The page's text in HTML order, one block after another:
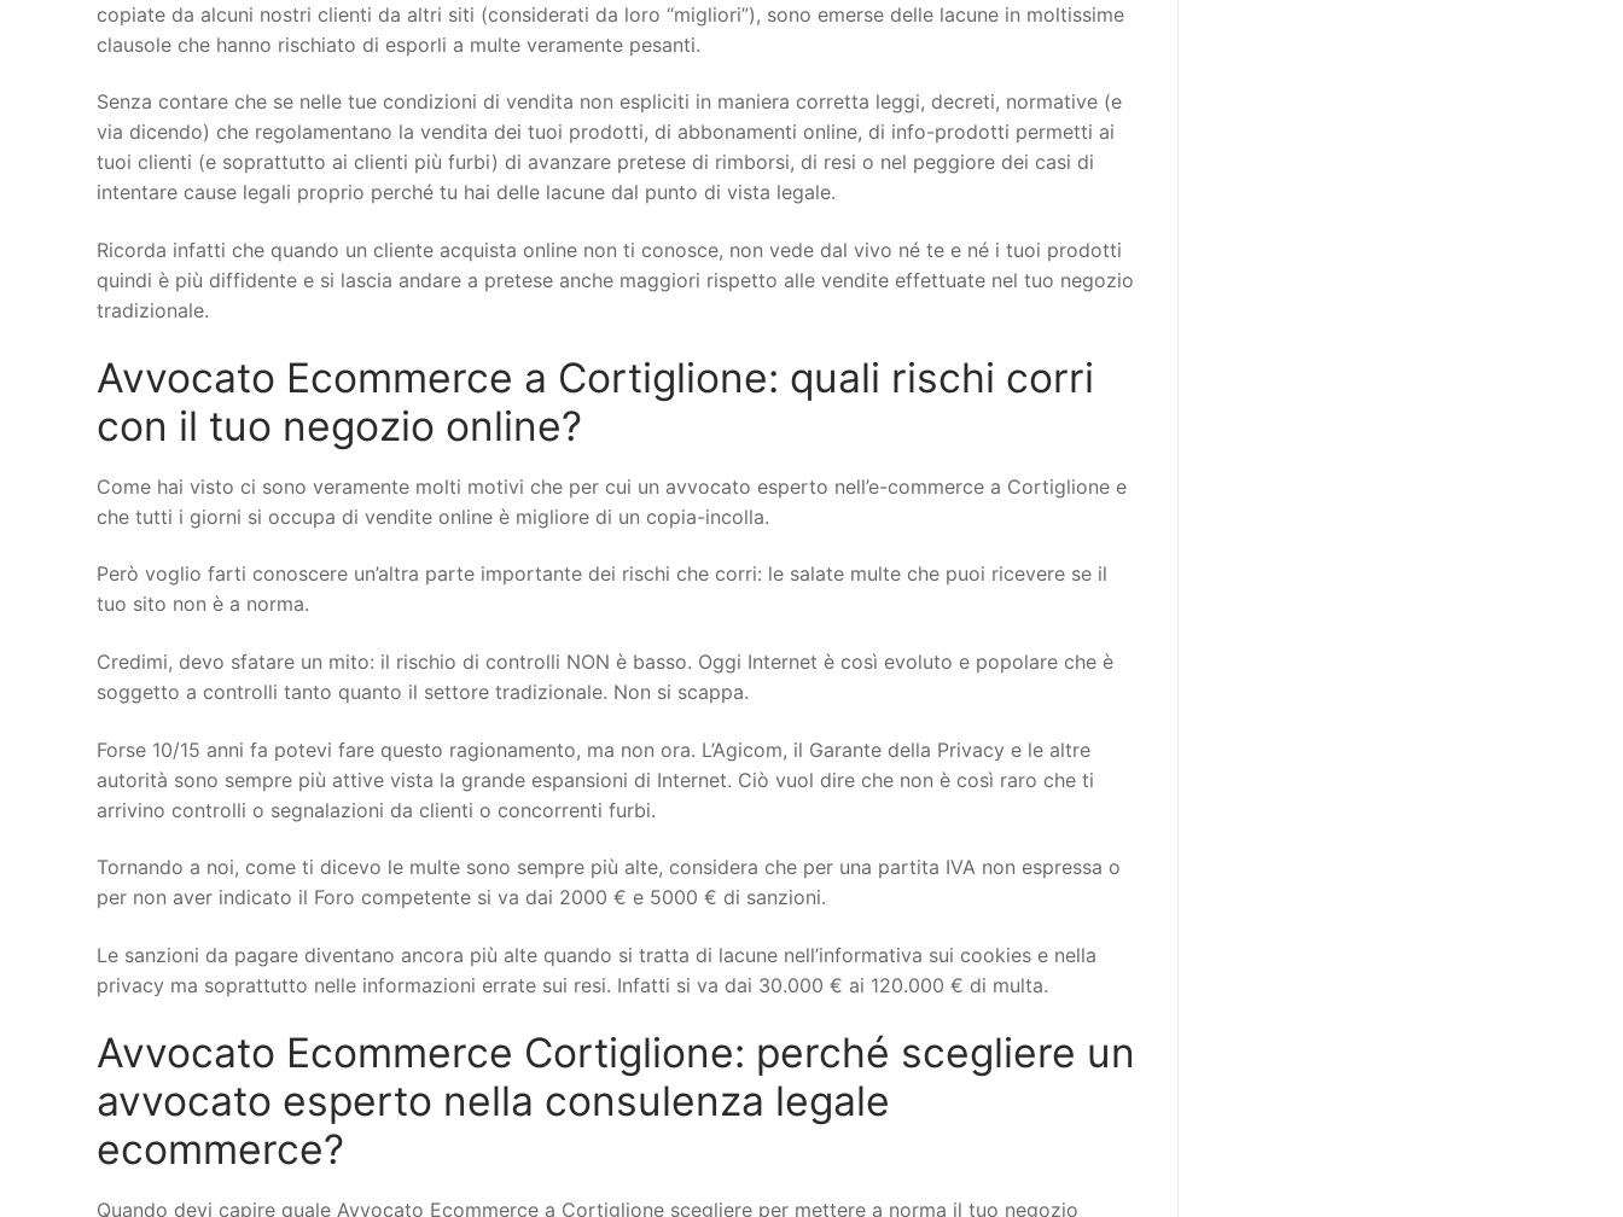
copiate da alcuni nostri clienti da altri siti (considerati da loro “migliori”), sono emerse delle lacune in moltissime
clausole che hanno rischiato di esporli a multe veramente pesanti.
Senza contare che se nelle tue condizioni di vendita non espliciti in maniera corretta leggi, decreti, normative (e
via dicendo) che regolamentano la vendita dei tuoi prodotti, di abbonamenti online, di info-prodotti permetti ai
tuoi clienti (e soprattutto ai clienti più furbi) di avanzare pretese di rimborsi, di resi o nel peggiore dei casi di
intentare cause legali proprio perché tu hai delle lacune dal punto di vista legale.
Ricorda infatti che quando un cliente acquista online non ti conosce, non vede dal vivo né te e né i tuoi prodotti
quindi è più diffidente e si lascia andare a pretese anche maggiori rispetto alle vendite effettuate nel tuo negozio
tradizionale.
Avvocato Ecommerce a Cortiglione: quali rischi corri
con il tuo negozio online?
Come hai visto ci sono veramente molti motivi che per cui un avvocato esperto nell’e-commerce a Cortiglione e
che tutti i giorni si occupa di vendite online è migliore di un copia-incolla.
Però voglio farti conoscere un’altra parte importante dei rischi che corri: le salate multe che puoi ricevere se il
tuo sito non è a norma.
Credimi, devo sfatare un mito: il rischio di controlli NON è basso. Oggi Internet è così evoluto e popolare che è
soggetto a controlli tanto quanto il settore tradizionale. Non si scappa.
Forse 10/15 anni fa potevi fare questo ragionamento, ma non ora. L’Agicom, il Garante della Privacy e le altre
autorità sono sempre più attive vista la grande espansioni di Internet. Ciò vuol dire che non è così raro che ti
arrivino controlli o segnalazioni da clienti o concorrenti furbi.
Tornando a noi, come ti dicevo le multe sono sempre più alte, considera che per una partita IVA non espressa o
per non aver indicato il Foro competente si va dai 2000 € e 5000 € di sanzioni.
Le sanzioni da pagare diventano ancora più alte quando si tratta di lacune nell’informativa sui cookies e nella
privacy ma soprattutto nelle informazioni errate sui resi. Infatti si va dai 30.000 € ai 120.000 € di multa.
Avvocato Ecommerce Cortiglione: perché scegliere un
avvocato esperto nella consulenza legale
ecommerce?
Quando devi capire quale Avvocato Ecommerce a Cortiglione scegliere per mettere a norma il tuo negozio